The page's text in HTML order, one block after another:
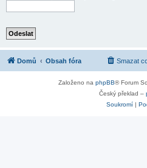
Domů Obsah fóra Smazat
Založeno na phpBB® Forum
Český překlad –
Soukromí|